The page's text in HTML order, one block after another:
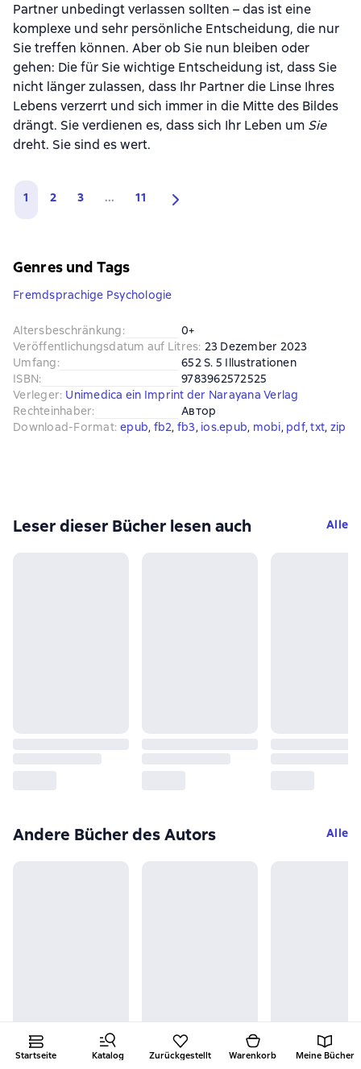
Startseite Katalog Zurückgestellt Warenkorb Meine Bücher
Partner unbedingt verlassen sollten – das ist eine
komplexe und sehr persönliche Entscheidung, die nur
Sie treffen können. Aber ob Sie nun bleiben oder
gehen: Die für Sie wichtige Entscheidung ist, dass Sie
nicht länger zulassen, dass Ihr Partner die Linse Ihres
Lebens verzerrt und sich immer in die Mitte des Bildes
drängt. Sie verdienen es, dass sich Ihr Leben um Sie
dreht. Sie sind es wert.
1 2 3 ... 11
Genres und Tags
Fremdsprachige Psychologie
Altersbeschränkung:
0+
Veröffentlichungsdatum auf Litres: 23 Dezember 2023
Umfang:
652 S. 5 Illustrationen
ISBN:
9783962572525
Verleger: Unimedica ein Imprint der Narayana Verlag
Rechteinhaber:
Автор
Download-Format: epub, fb2, fb3, ios.epub, mobi, pdf, txt, zip
Leser dieser Bücher lesen auch Alle
Andere Bücher des Autors Alle